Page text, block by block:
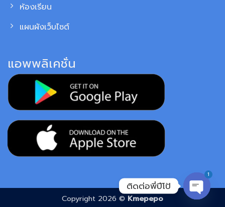
ห้องเรียน
แผนผังเว็บไซต์
แอพพลิเคชั่น
Copyright 2026 © Kmepepo
ติดต่อพี่ปีโป้
1